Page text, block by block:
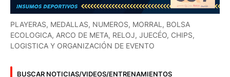
PLAYERAS, MEDALLAS, NUMEROS, MORRAL, BOLSA
ECOLOGICA, ARCO DE META, RELOJ, JUECÉO, CHIPS,
LOGISTICA Y ORGANIZACIÓN DE EVENTO
BUSCAR NOTICIAS/VIDEOS/ENTRENAMIENTOS